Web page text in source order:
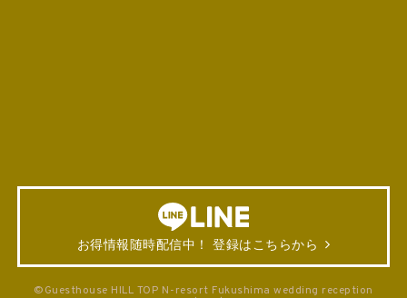
お得情報随時配信中！ 登録はこちらから
©Guesthouse HILL TOP N-resort Fukushima wedding reception